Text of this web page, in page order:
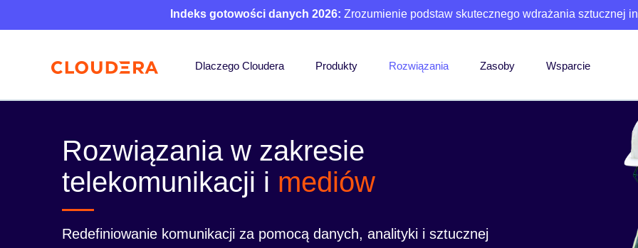
Indeks gotowości danych 2026: Zrozumienie podstaw skutecznego wdrażania sztucznej
Dlaczego Cloudera Produkty Rozwiązania Zasoby Wsparcie
Rozwiązania w zakresie
telekomunikacji i mediów
Redefiniowanie komunikacji za pomocą danych, analityki i sztucznej